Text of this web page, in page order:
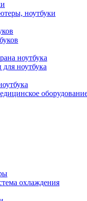
ноутбуки
ноутбука
ноутбука
охлаждения